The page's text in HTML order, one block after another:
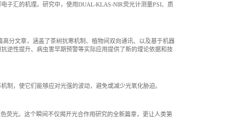
子汇的机理。研究中，使用DUAL-KLAS-NIR荧光计测量PSI、质
高分文章，涵盖了茶树抗寒机制、植物间双向通讯、以及基于机器
逆性提升、病虫害早期预警等实际应用提供了新的理论依据和技
制，使它们能够应对光强的波动，避免或减少光氧化胁迫。
荧光。这个瞬间不仅揭开光合作用研究的全新篇章，更让人类第